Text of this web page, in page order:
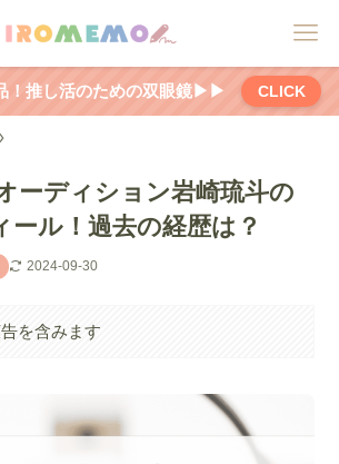
！推し活のための双眼鏡▶▶ CLICK
ーディション岩崎琉斗の
ル！過去の経歴は？
2024-09-30
を含みます